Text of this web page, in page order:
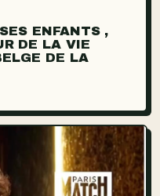
ENFANTS ,
DE LA VIE
DE LA